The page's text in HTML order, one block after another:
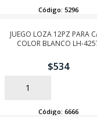
Código:5296
JUEGO LOZA 12PZ PARA
COLOR BLANCO LH-
$534
AÑADIR
Código:6666
FINALIZÁ